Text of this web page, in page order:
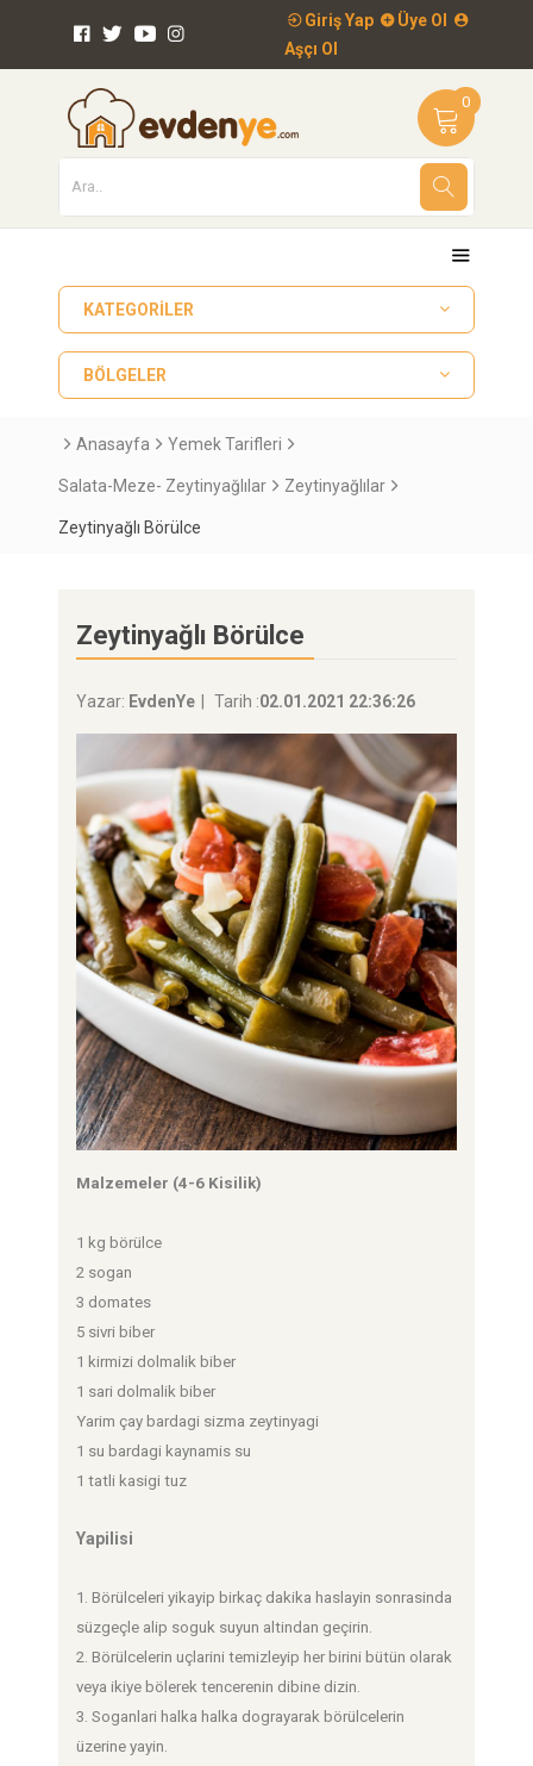
Giriş Yap
Üye Ol
Aşçı Ol
0
KATEGORILER
BÖLGELER
Anasayfa Yemek Tarifleri
Salata-Meze- Zeytinyağlılar Zeytinyağlılar
Zeytinyağlı Börülce
Zeytinyağlı Börülce
Yazar: EvdenYe Tarih :02.01.2021 22:36:26
Malzemeler (4-6 Kisilik)
1 kg börülce
2 sogan
3 domates
5 sivri biber
1 kirmizi dolmalik biber
1 sari dolmalik biber
Yarim çay bardagi sizma zeytinyagi
1 su bardagi kaynamis su
1 tatli kasigi tuz
Yapilisi
1. Börülceleri yikayip birkaç dakika haslayin sonrasinda
süzgeçle alip soguk suyun altindan geçirin.
2. Börülcelerin uçlarini temizleyip her birini bütün olarak
veya ikiye bölerek tencerenin dibine dizin.
3. Soganlari halka halka dograyarak börülcelerin
üzerine yayin.